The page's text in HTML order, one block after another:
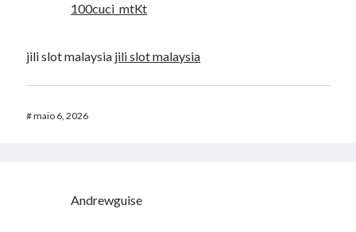
100cuci_mtKt
jili slot malaysia jili slot malaysia
#maio 6, 2026
Andrewguise